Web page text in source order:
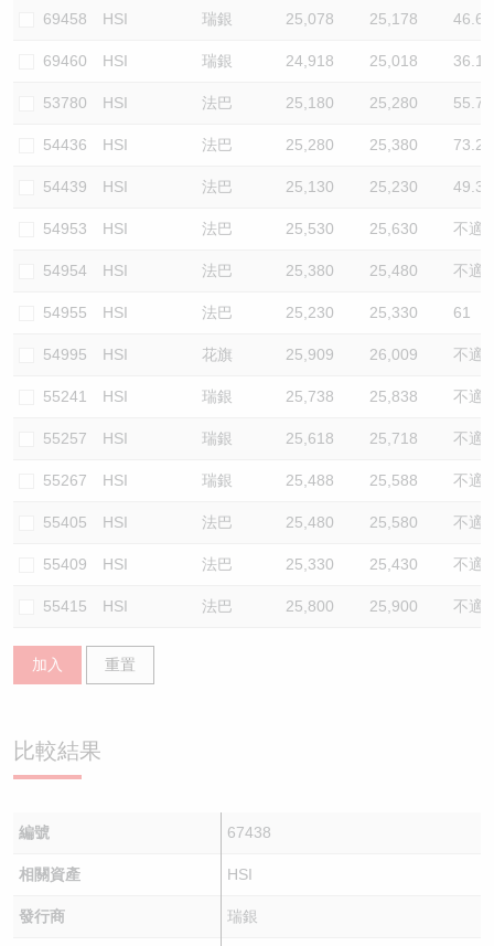
69458 HSI 瑞銀 25,078 25,178 46.6
69460 HSI 瑞銀 24,918 25,018 36.1
53780 HSI 法巴 25,180 25,280 55.7
54436 HSI 法巴 25,280 25,380 73.2
54439 HSI 法巴 25,130 25,230 49.3
54953 HSI 法巴 25,530 25,630 不適
54954 HSI 法巴 25,380 25,480 不適
54955 HSI 法巴 25,230 25,330 61
54995 HSI 花旗 25,909 26,009 不適
55241 HSI 瑞銀 25,738 25,838 不適
55257 HSI 瑞銀 25,618 25,718 不適
55267 HSI 瑞銀 25,488 25,588 不適
55405 HSI 法巴 25,480 25,580 不適
55409 HSI 法巴 25,330 25,430 不適
55415 HSI 法巴 25,800 25,900 不適
加入 重置
比較結果
編號 67438
相關資產 HSI
發行商 瑞銀